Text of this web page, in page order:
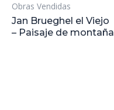
Obras Vendidas
Jan Brueghel el Viejo
– Paisaje de montaña